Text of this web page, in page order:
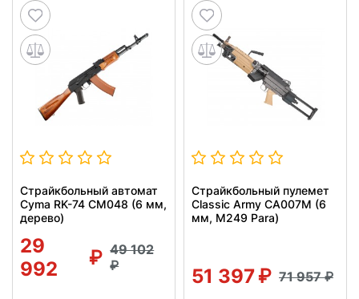
Страйкбольный автомат
Cyma RK-74 CM048 (6 мм,
дерево)
29
992
49 102
Страйкбольный пулемет
Classic Army CA007M (6
мм, M249 Para)
51 397 71 957